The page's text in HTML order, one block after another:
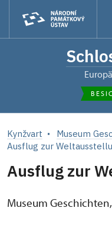
Kynžvart
Museum
Ausflug zur
Ausflug zur
Museum